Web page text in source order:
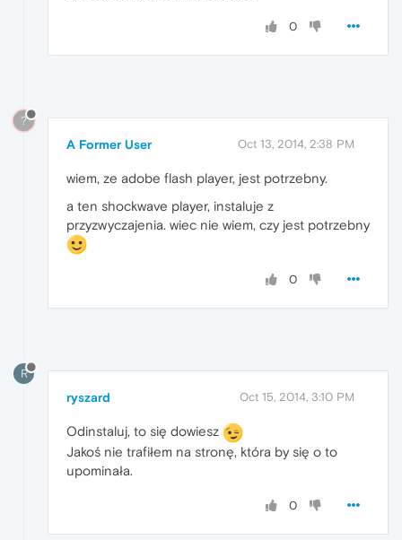
0
?
A Former User Oct 13, 2014, 2:38 PM
wiem, ze adobe flash player, jest potrzebny.
a ten shockwave player, instaluje z
przyzwyczajenia. wiec nie wiem, czy jest potrzebny
0
R
ryszard Oct 15, 2014, 3:10 PM
Odinstaluj, to się dowiesz
Jakoś nie trafiłem na stronę, która by się o to
upominała.
0